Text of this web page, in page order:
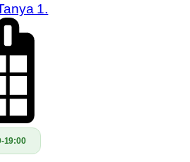
1.
19:00